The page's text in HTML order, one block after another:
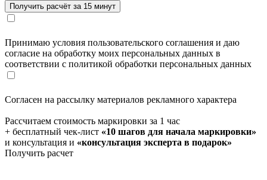
Принимаю условия пользовательского соглашения и даю
согласие на обработку моих персональных данных в
соответствии с политикой обработки персональных данных
Согласен на рассылку материалов рекламного характера
Рассчитаем стоимость маркировки за 1 час
+ бесплатный чек-лист «10 шагов для начала маркировки»
и консультация и «консультация эксперта в подарок»
Получить расчет